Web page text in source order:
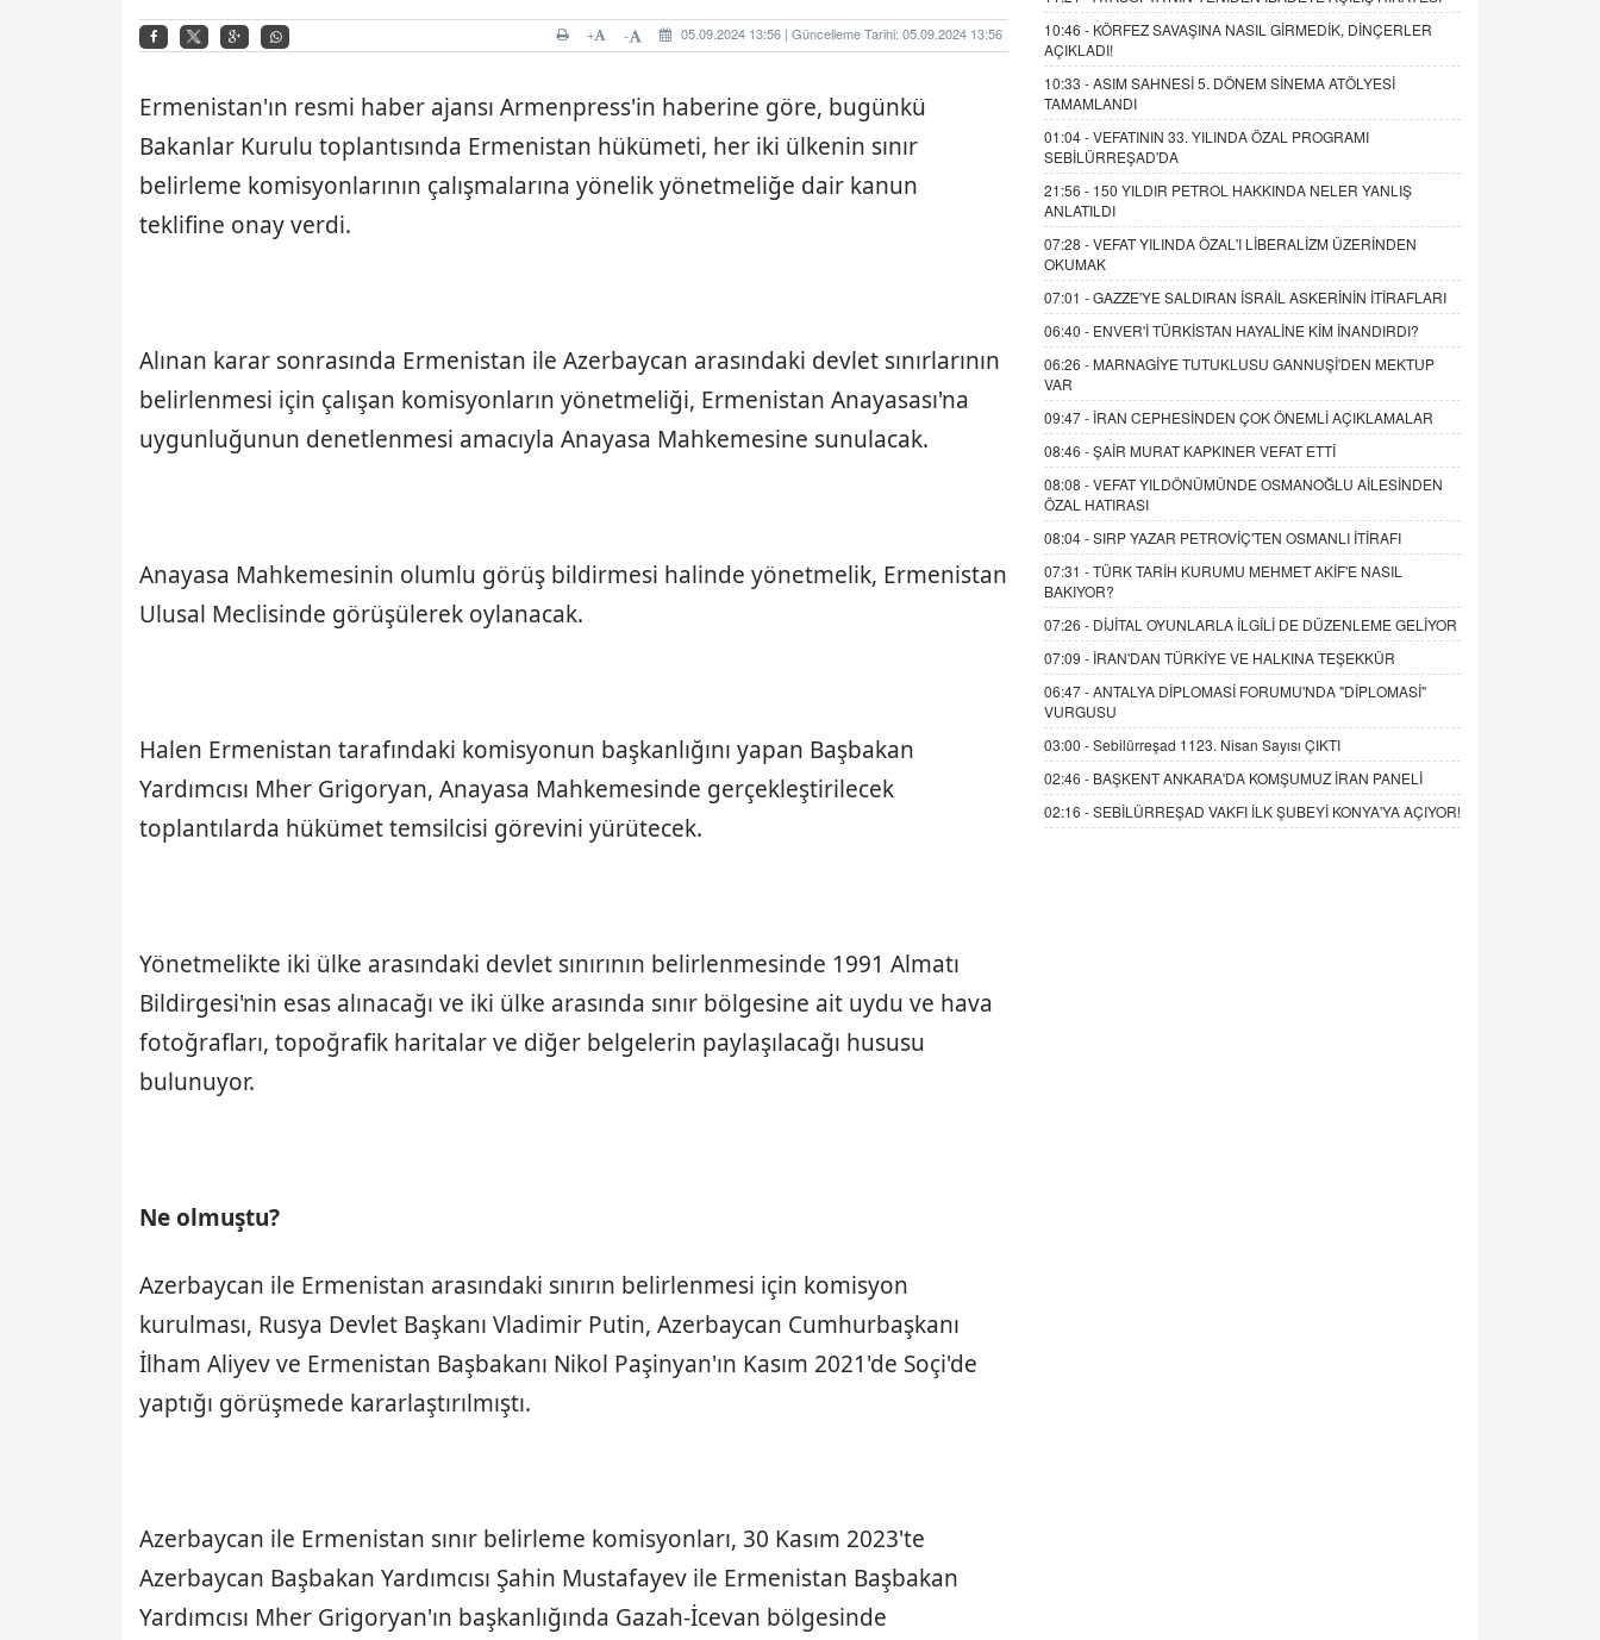
05.09.2024 13:56 | Güncelleme Tarihi: 05.09.2024 13:56
-
+
Ermenistan'ın resmi haber ajansı Armenpress'in haberine göre, bugünkü
Bakanlar Kurulu toplantısında Ermenistan hükümeti, her iki ülkenin sınır
belirleme komisyonlarının çalışmalarına yönelik yönetmeliğe dair kanun
teklifine onay verdi.
Alınan karar sonrasında Ermenistan ile Azerbaycan arasındaki devlet sınırlarının
belirlenmesi için çalışan komisyonların yönetmeliği, Ermenistan Anayasası'na
uygunluğunun denetlenmesi amacıyla Anayasa Mahkemesine sunulacak.
Anayasa Mahkemesinin olumlu görüş bildirmesi halinde yönetmelik, Ermenistan
Ulusal Meclisinde görüşülerek oylanacak.
Halen Ermenistan tarafındaki komisyonun başkanlığını yapan Başbakan
Yardımcısı Mher Grigoryan, Anayasa Mahkemesinde gerçekleştirilecek
toplantılarda hükümet temsilcisi görevini yürütecek.
Yönetmelikte iki ülke arasındaki devlet sınırının belirlenmesinde 1991 Almatı
Bildirgesi'nin esas alınacağı ve iki ülke arasında sınır bölgesine ait uydu ve hava
fotoğrafları, topoğrafik haritalar ve diğer belgelerin paylaşılacağı hususu
bulunuyor.
Ne olmuştu?
Azerbaycan ile Ermenistan arasındaki sınırın belirlenmesi için komisyon
kurulması, Rusya Devlet Başkanı Vladimir Putin, Azerbaycan Cumhurbaşkanı
İlham Aliyev ve Ermenistan Başbakanı Nikol Paşinyan'ın Kasım 2021'de Soçi'de
yaptığı görüşmede kararlaştırılmıştı.
Azerbaycan ile Ermenistan sınır belirleme komisyonları, 30 Kasım 2023'te
Azerbaycan Başbakan Yardımcısı Şahin Mustafayev ile Ermenistan Başbakan
Yardımcısı Mher Grigoryan'ın başkanlığında Gazah-İcevan bölgesinde
10:46 - KÖRFEZ SAVAŞINA NASIL GİRMEDİK, DİNÇERLER
AÇIKLADI!
10:33 -ASIM SAHNESİ 5. DÖNEM SİNEMA ATÖLYESİ
TAMAMLANDI
01:04 -VEFATININ 33. YILINDA ÖZAL PROGRAMI
SEBİLÜRREŞAD'DA
21:56 - 150 YILDIR PETROL HAKKINDA NELER YANLIŞ
ANLATILDI
07:28 -VEFAT YILINDA ÖZAL'I LİBERALİZM ÜZERİNDEN
OKUMAK
07:01 -GAZZE'YE SALDIRAN İSRAİL ASKERİNİN İTİRAFLARI
06:40 - ENVER'İ TÜRKİSTAN HAYALİNE KİM İNANDIRDI?
06:26 - MARNAGİYE TUTUKLUSU GANNUŞİ'DEN MEKTUP
VAR
09:47 - İRAN CEPHESİNDEN ÇOK ÖNEMLİ AÇIKLAMALAR
08:46 -ŞAİR MURAT KAPKINER VEFAT ETTİ
08:08 -VEFAT YILDÖNÜMÜNDE OSMANOĞLU AİLESİNDEN
ÖZAL HATIRASI
08:04 -SIRP YAZAR PETROVİÇ'TEN OSMANLI İTİRAFI
07:31 -TÜRK TARİH KURUMU MEHMET AKİF'E NASIL
BAKIYOR?
07:26 - DİJİTAL OYUNLARLA İLGİLİ DE DÜZENLEME GELİYOR
07:09 - İRAN'DAN TÜRKİYE VE HALKINA TEŞEKKÜR
06:47 -ANTALYA DİPLOMASİ FORUMU'NDA "DİPLOMASİ"
VURGUSU
03:00 -Sebilürreşad 1123. Nisan Sayısı ÇIKTI
02:46 - BAŞKENT ANKARA'DA KOMŞUMUZ İRAN PANELİ
02:16 -SEBİLÜRREŞAD VAKFI İLK ŞUBEYİ KONYA'YA AÇIYOR!